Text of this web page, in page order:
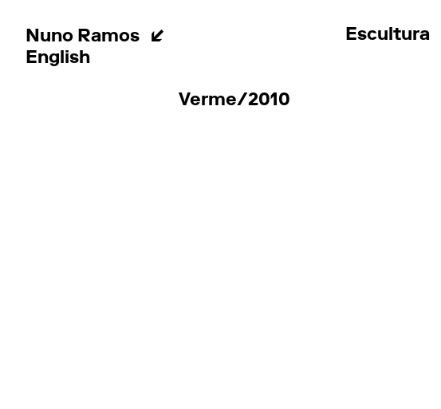
Nuno Ramos
English
Escultura
Verme/2010